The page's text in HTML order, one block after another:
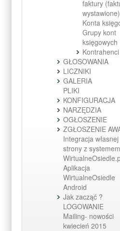
faktury
wystawione)
Konta
Grupy kont
księgowych
Kontrahenci
GŁOSOWANIA
LICZNIKI
GALERIA
PLIKI
KONFIGURACJA
NARZĘDZIA
OGŁOSZENIE
ZGŁOSZENIE
Integracja własnej
strony z systemem
Aplikacja
WirtualneOsiedle
Android
Jak zacząć ?
LOGOWANIE
Mailing- nowości
kwiecień 2015